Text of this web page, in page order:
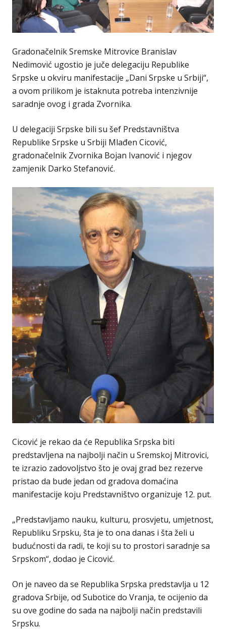
Gradonačelnik Sremske Mitrovice Branislav
Nedimović ugostio je juče delegaciju Republike
Srpske u okviru manifestacije „Dani Srpske u Srbiji“,
a ovom prilikom je istaknuta potreba intenzivnije
saradnje ovog i grada Zvornika.
U delegaciji Srpske bili su šef Predstavništva
Republike Srpske u Srbiji Mlađen Cicović,
gradonačelnik Zvornika Bojan Ivanović i njegov
zamjenik Darko Stefanović.
Cicović je rekao da će Republika Srpska biti
predstavljena na najbolji način u Sremskoj Mitrovici,
te izrazio zadovoljstvo što je ovaj grad bez rezerve
pristao da bude jedan od gradova domaćina
manifestacije koju Predstavništvo organizuje 12. put.
„Predstavljamo nauku, kulturu, prosvjetu, umjetnost,
Republiku Srpsku, šta je to ona danas i šta želi u
budućnosti da radi, te koji su to prostori saradnje sa
Srpskom“, dodao je Cicović.
On je naveo da se Republika Srpska predstavlja u 12
gradova Srbije, od Subotice do Vranja, te ocijenio da
su ove godine do sada na najbolji način predstavili
Srpsku.